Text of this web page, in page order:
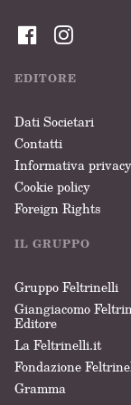
Come Forrest
capire ma è, a
dell’arte di vivere.”
Augsburger
“Joachim B.
commovente con
EDITORE
Dati Societari
Contatti
Informativa privacy
Cookie policy
Foreign Rights
IL GRUPPO
Gruppo Feltrinelli
Giangiacomo
Editore
La Feltrinelli.it
Fondazione
Gramma